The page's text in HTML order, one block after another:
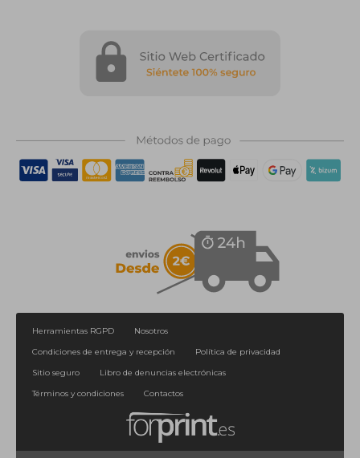
Herramientas RGPD
Nosotros
Condiciones de entrega y recepción
Política de privacidad
Sitio seguro
Libro de denuncias electrónicas
Términos y condiciones
Contactos